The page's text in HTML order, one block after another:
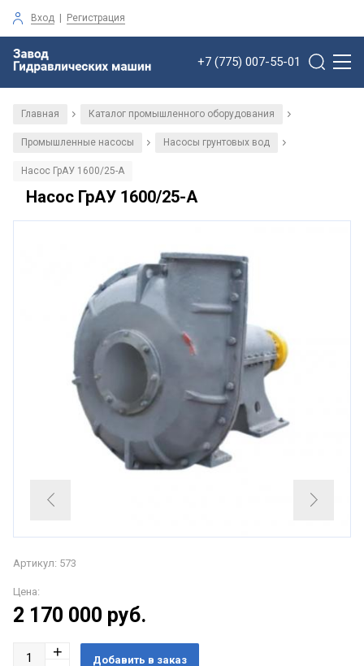
Вход | Регистрация
+7 (775) 007-55-01
Главная / Каталог промышленного оборудования /
Промышленные насосы / Насосы грунтовых вод /
Насос ГрАУ 1600/25-А
Насос ГрАУ 1600/25-А
Артикул: 573
Цена:
2 170 000 руб.